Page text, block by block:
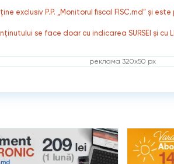
exclusiv P.P. „Monitorul fiscal FISC.md” și
se face doar cu indicarea SURSEI și cu
реклама 320x50 px